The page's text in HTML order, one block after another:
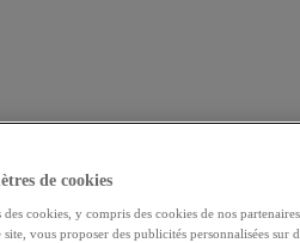
de cookies
cookies, y compris des cookies de nos
vous proposer des publicités personnalisées sur